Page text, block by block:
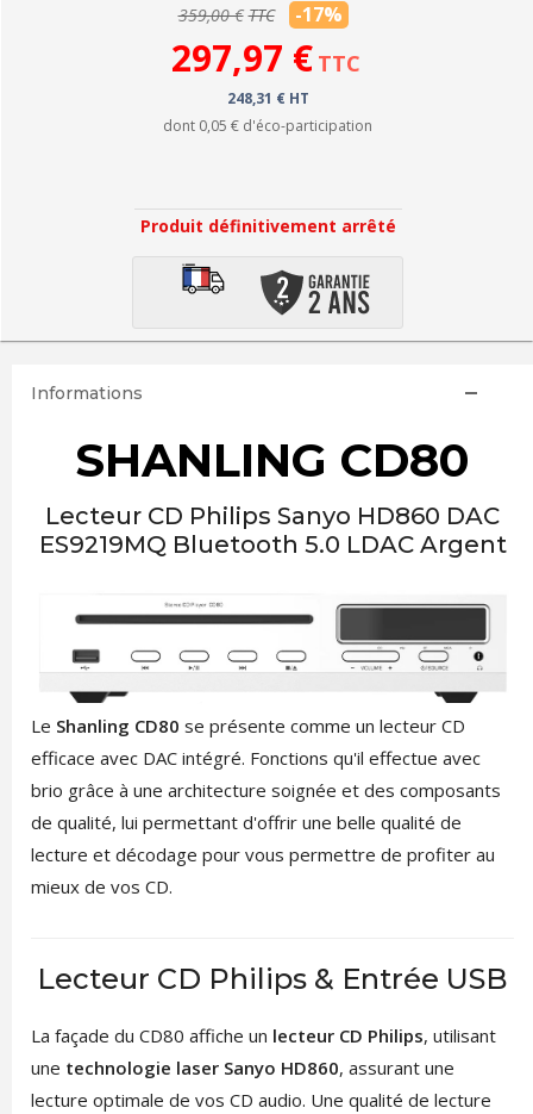
359,00 € TTC -17%
297,97 € TTC
248,31 € HT
dont 0,05 € d'éco-participation
Produit définitivement arrêté
Informations
SHANLING CD80
Lecteur CD Philips Sanyo HD860 DAC
ES9219MQ Bluetooth 5.0 LDAC Argent
Le Shanling CD80 se présente comme un lecteur CD
efficace avec DAC intégré. Fonctions qu'il effectue avec
brio grâce à une architecture soignée et des composants
de qualité, lui permettant d'offrir une belle qualité de
lecture et décodage pour vous permettre de profiter au
mieux de vos CD.
Lecteur CD Philips & Entrée USB
La façade du CD80 affiche un lecteur CD Philips, utilisant
une technologie laser Sanyo HD860, assurant une
lecture optimale de vos CD audio. Une qualité de lecture